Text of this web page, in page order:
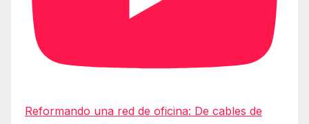
Reformando una red de oficina: De cables de